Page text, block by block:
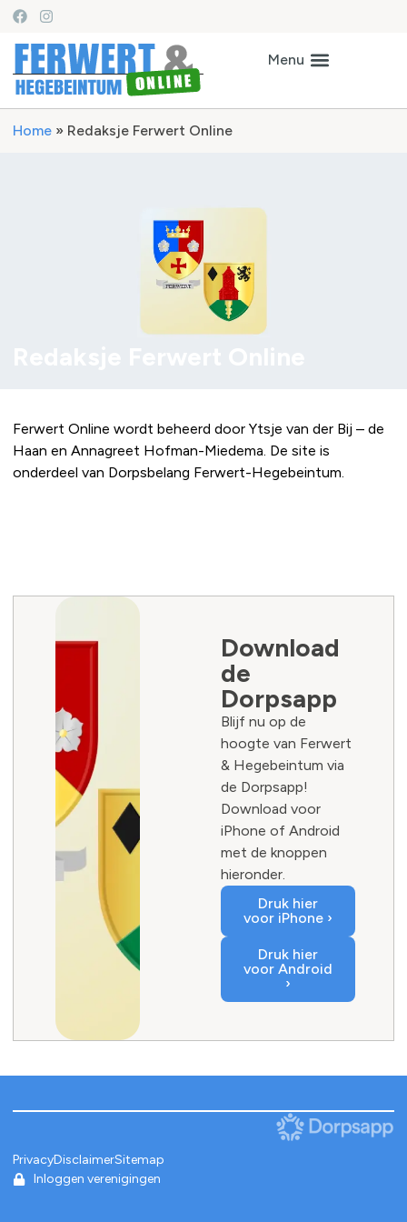
Home » Redaksje Ferwert Online
Ferwert Online wordt beheerd door Ytsje van der Bij – de
Haan en Annagreet Hofman-Miedema. De site is
onderdeel van Dorpsbelang Ferwert-Hegebeintum.
Download
de
Dorpsapp
Blijf nu op de
hoogte van Ferwert
& Hegebeintum via
de Dorpsapp!
Download voor
iPhone of Android
met de knoppen
hieronder.
Druk hier
voor iPhone ›
Druk hier
voor Android
›
PrivacyDisclaimerSitemap
Inloggen verenigingen